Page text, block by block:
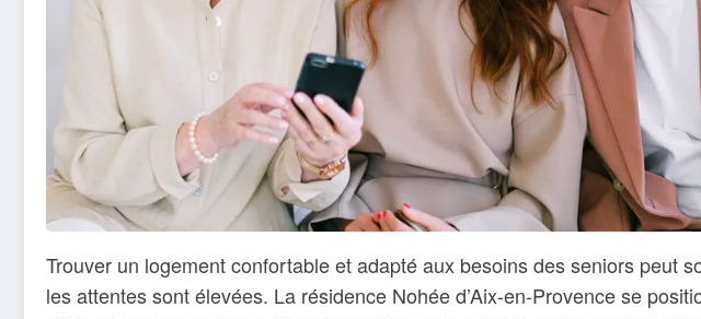
Trouver un logement confortable et adapté aux besoins des seniors peut
les attentes sont élevées. La résidence Nohée d’Aix-en-Provence se